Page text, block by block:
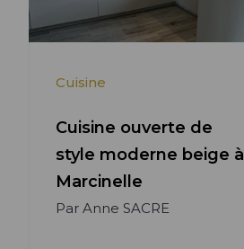
Cuisine
Cuisine ouverte de
style moderne beige à
Marcinelle
Par Anne SACRE